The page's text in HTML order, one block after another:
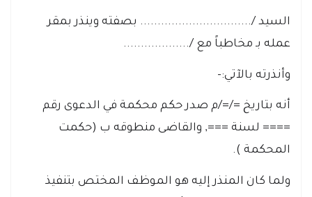
السيد /................................ بصفته وينذر بمقر
عمله بـ مخاطباً مع /...................
وأنذرته بالآتي:-
أنه بتاريخ =/=/م صدر حكم محكمة في الدعوى رقم
==== لسنة ===, والقاضى منطوقه ب (حكمت
المحكمة ).
ولما كان المنذر إليه هو الموظف المختص بتنفيذ